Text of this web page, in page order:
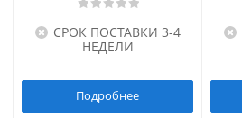
СРОК ПОСТАВКИ 3-4
НЕДЕЛИ
Подробнее